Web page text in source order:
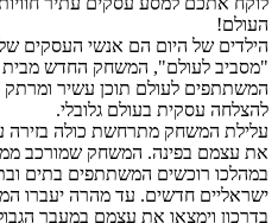
העולם!
הילדים של היום הם אנשי העסקים
"מסביב לעולם", המשחק החדש מבית
המשתתפים לעולם תוכן עשיר
להצלחה עסקית בעולם גלובלי.
עלילת המשחק מתרחשת כולה בזירה
את עצמם בפינה. המשחק שמורכב
במהלכו רוכשים המשתתפים בתים
ישראליים חדשים. עד מהרה יעברו
בדרכון וימצאו את עצמם במעבר